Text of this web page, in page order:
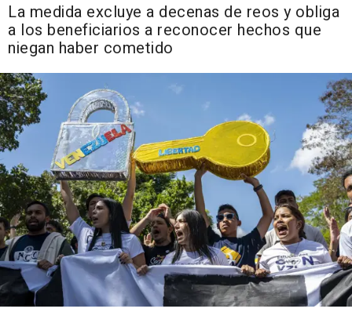
La medida excluye a decenas de reos y obliga
a los beneficiarios a reconocer hechos que
niegan haber cometido